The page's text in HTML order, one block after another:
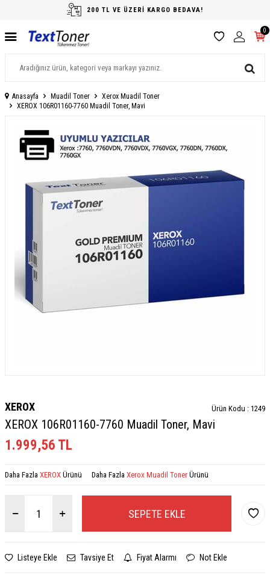
200 TL VE ÜZERİ KARGO BEDAVA!
0
Anasayfa Muadil Toner
Xerox Muadil Toner
XEROX 106R01160-7760 Muadil Toner, Mavi
XEROX Ürün Kodu : 1249
XEROX 106R01160-7760 Muadil Toner, Mavi
1.999,56 TL
Daha Fazla XEROX Ürünü Daha Fazla Xerox Muadil Toner Ürünü
SEPETE EKLE
Listeye Ekle Tavsiye Et Fiyat Alarmı Not Ekle